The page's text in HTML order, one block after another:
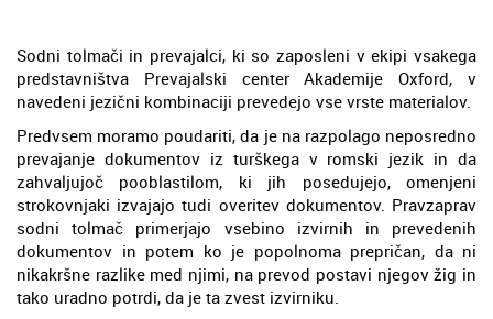
Sodni tolmači in prevajalci, ki so zaposleni v ekipi vsakega
predstavništva Prevajalski center Akademije Oxford, v
navedeni jezični kombinaciji prevedejo vse vrste materialov.
Predvsem moramo poudariti, da je na razpolago neposredno
prevajanje dokumentov iz turškega v romski jezik in da
zahvaljujoč pooblastilom, ki jih posedujejo, omenjeni
strokovnjaki izvajajo tudi overitev dokumentov. Pravzaprav
sodni tolmač primerjajo vsebino izvirnih in prevedenih
dokumentov in potem ko je popolnoma prepričan, da ni
nikakršne razlike med njimi, na prevod postavi njegov žig in
tako uradno potrdi, da je ta zvest izvirniku.